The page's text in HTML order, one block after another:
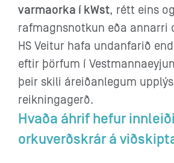
varmaorka í kWst, rétt eins
rafmagnsnotkun eða
HS Veitur hafa undanfarið
eftir þörfum í
þeir skili áreiðanlegum
reikningagerð.
Hvaða áhrif hefur
orkuverðskrár á